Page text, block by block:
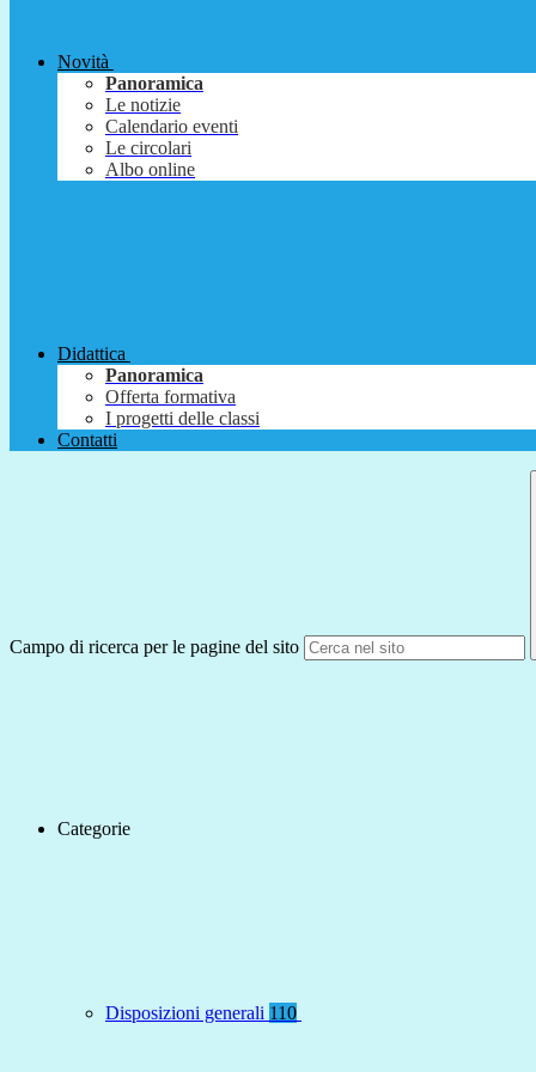
Novità
Panoramica
Le notizie
Calendario eventi
Le circolari
Albo online
Didattica
Panoramica
Offerta formativa
I progetti delle classi
Contatti
Campo di ricerca per le pagine del sito
Categorie
Disposizioni generali 110